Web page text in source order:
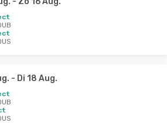
- Di 18 Aug.